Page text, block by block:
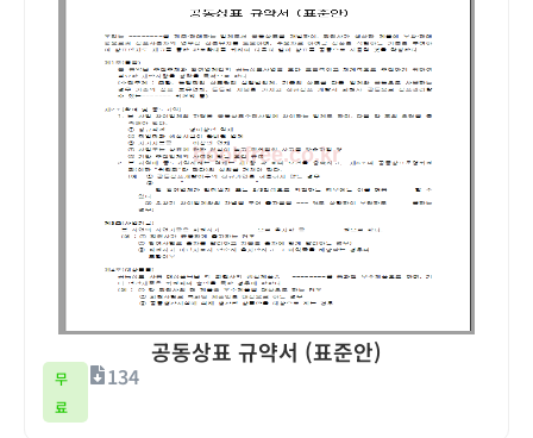
공동상표 규약서 (표준안)
무
료
134